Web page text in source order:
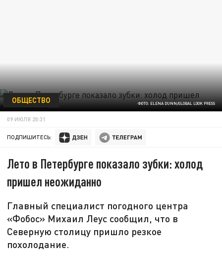
ФОТО: ELENA DUNN/GLOBAL LOOK PRESS
ОБЩЕСТВО
09 ИЮЛЯ 20:31
ПОДПИШИТЕСЬ:
Лето в Петербурге показало зубки: холод
пришел неожиданно
Главный специалист погодного центра
«Фобос» Михаил Леус сообщил, что в
Северную столицу пришло резкое
похолодание.